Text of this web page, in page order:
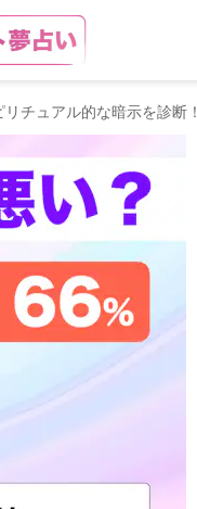
チュアル的な暗示を診断！